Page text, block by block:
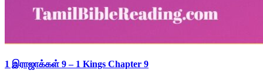
1 இராஜாக்கள் 9 – 1 Kings Chapter 9